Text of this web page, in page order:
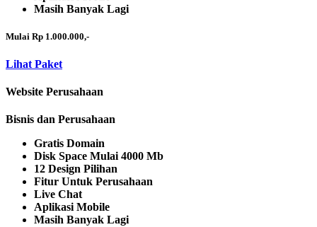
Masih Banyak Lagi
Mulai Rp 1.000.000,-
Lihat Paket
Website Perusahaan
Bisnis dan Perusahaan
Gratis Domain
Disk Space Mulai 4000 Mb
12 Design Pilihan
Fitur Untuk Perusahaan
Live Chat
Aplikasi Mobile
Masih Banyak Lagi